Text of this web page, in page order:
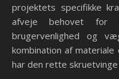
projektets specifikke
afveje behovet for
brugervenlighed og
kombination af
har den rette